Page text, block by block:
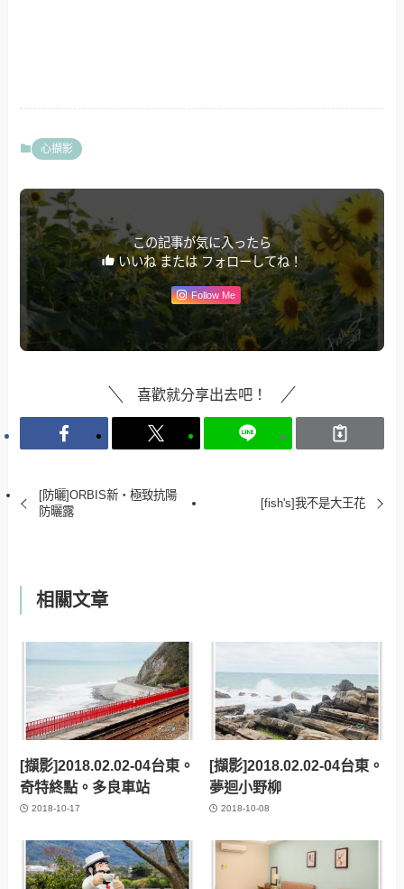
心擷影
この記事が気に入ったら
いいね または フォローしてね！
Follow Me
喜歡就分享出去吧！
[防曬]ORBIS新‧極致抗陽
防曬露
[fish's]我不是大王花
相關文章
[擷影]2018.02.02-04台東。
奇特終點。多良車站
2018-10-17
[擷影]2018.02.02-04台東。
夢迴小野柳
2018-10-08